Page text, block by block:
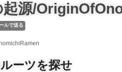
起源/
ルで送る
ーツを探せ